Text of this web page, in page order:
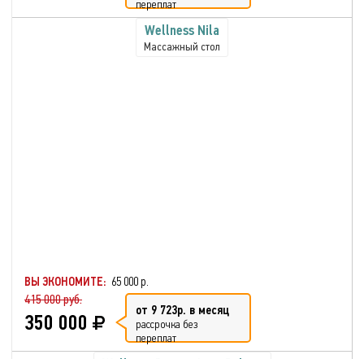
переплат
Wellness Nila
Массажный стол
ВЫ ЭКОНОМИТЕ: 65 000 р.
415 000 руб.
350 000 от 9 723р. в месяц
рассрочка без
переплат